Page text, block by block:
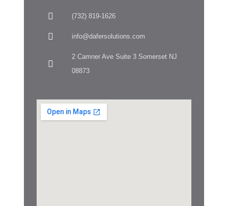
(732) 819-1626
info@dafersolutions.com
2 Camner Ave Suite 3 Somerset NJ
08873